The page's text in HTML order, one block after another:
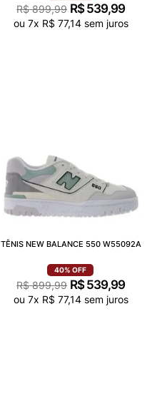
R$ 899,99 R$539,99
ou 7x R$ 77,14sem juros
TÊNIS NEW BALANCE 550 W55092A
40% OFF
R$ 899,99 R$539,99
ou 7x R$ 77,14sem juros